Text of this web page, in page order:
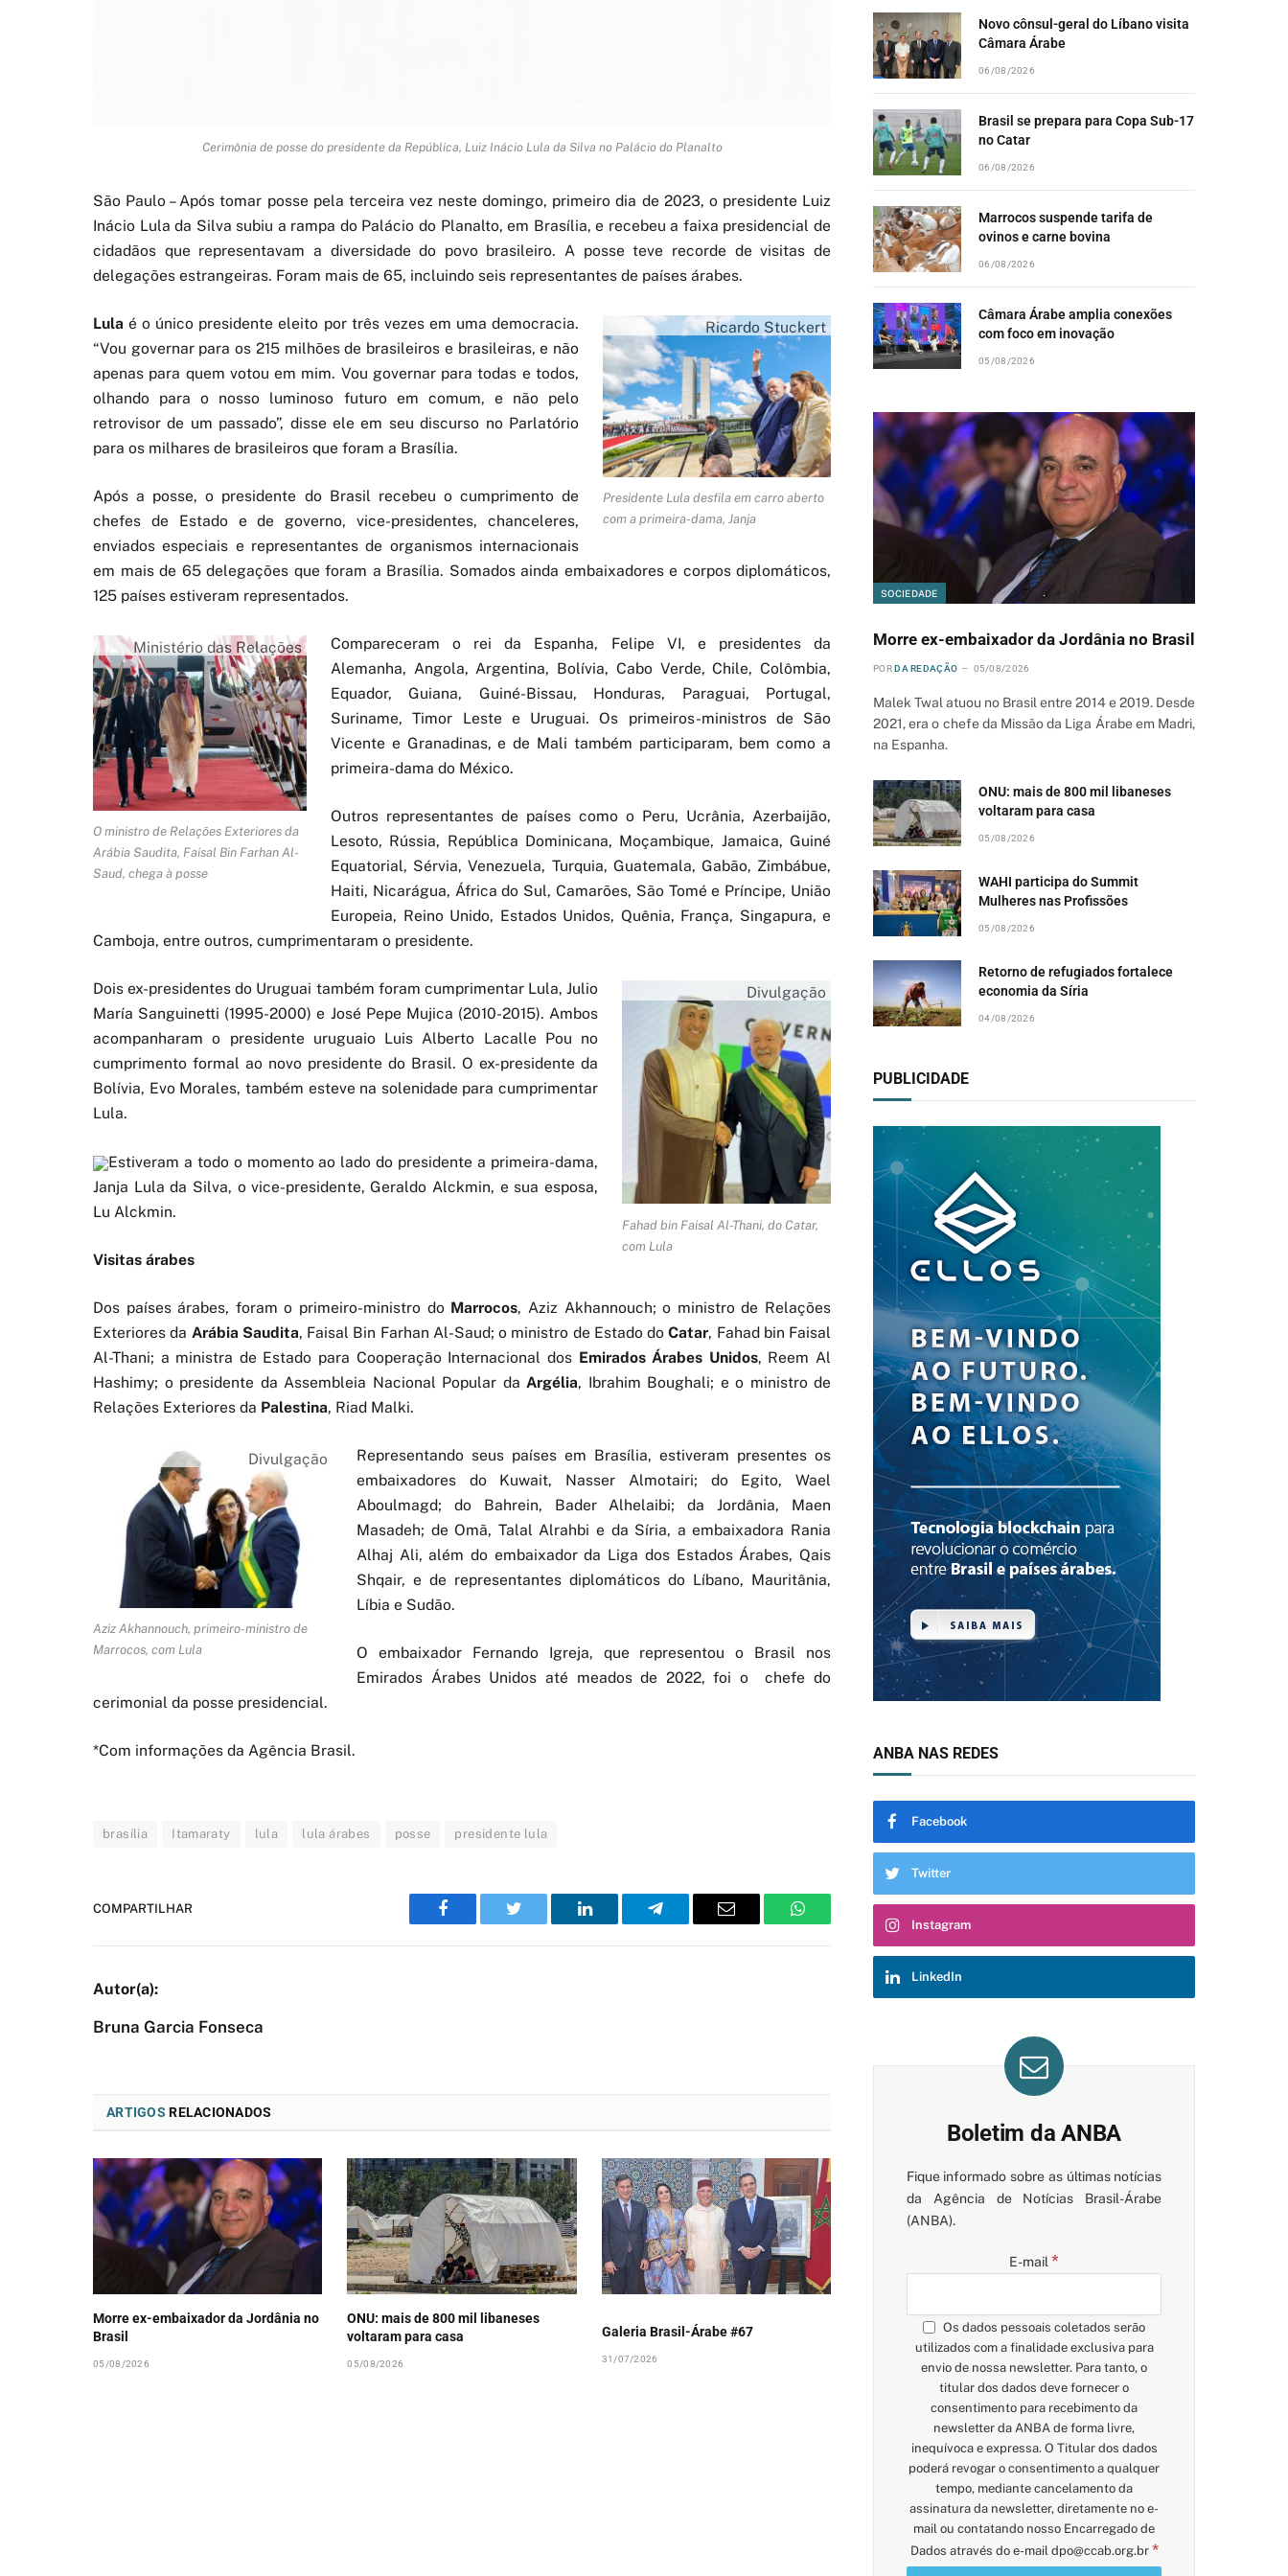
Cerimônia de posse do presidente da República, Luiz Inácio Lula da Silva no Palácio do Planalto
São Paulo – Após tomar posse pela terceira vez neste domingo, primeiro dia de 2023, o presidente Luiz
Inácio Lula da Silva subiu a rampa do Palácio do Planalto, em Brasília, e recebeu a faixa presidencial de
cidadãos que representavam a diversidade do povo brasileiro. A posse teve recorde de visitas de
delegações estrangeiras. Foram mais de 65, incluindo seis representantes de países árabes.
Ricardo Stuckert
Presidente Lula desfila em carro aberto
com a primeira-dama, Janja
Lula é o único presidente eleito por três vezes em uma democracia.
“Vou governar para os 215 milhões de brasileiros e brasileiras, e não
apenas para quem votou em mim. Vou governar para todas e todos,
olhando para o nosso luminoso futuro em comum, e não pelo
retrovisor de um passado”, disse ele em seu discurso no Parlatório
para os milhares de brasileiros que foram a Brasília.
Após a posse, o presidente do Brasil recebeu o cumprimento de
chefes de Estado e de governo, vice-presidentes, chanceleres,
enviados especiais e representantes de organismos internacionais
em mais de 65 delegações que foram a Brasília. Somados ainda embaixadores e corpos diplomáticos,
125 países estiveram representados.
Ministério das Relações
Exteriores do Brasil
O ministro de Relações Exteriores da
Arábia Saudita, Faisal Bin Farhan Al-
Saud, chega à posse
Compareceram o rei da Espanha, Felipe VI, e presidentes da
Alemanha, Angola, Argentina, Bolívia, Cabo Verde, Chile, Colômbia,
Equador, Guiana, Guiné-Bissau, Honduras, Paraguai, Portugal,
Suriname, Timor Leste e Uruguai. Os primeiros-ministros de São
Vicente e Granadinas, e de Mali também participaram, bem como a
primeira-dama do México.
Outros representantes de países como o Peru, Ucrânia, Azerbaijão,
Lesoto, Rússia, República Dominicana, Moçambique, Jamaica, Guiné
Equatorial, Sérvia, Venezuela, Turquia, Guatemala, Gabão, Zimbábue,
Haiti, Nicarágua, África do Sul, Camarões, São Tomé e Príncipe, União
Europeia, Reino Unido, Estados Unidos, Quênia, França, Singapura, e
Camboja, entre outros, cumprimentaram o presidente.
Divulgação
Fahad bin Faisal Al-Thani, do Catar,
com Lula
Dois ex-presidentes do Uruguai também foram cumprimentar Lula, Julio
María Sanguinetti (1995-2000) e José Pepe Mujica (2010-2015). Ambos
acompanharam o presidente uruguaio Luis Alberto Lacalle Pou no
cumprimento formal ao novo presidente do Brasil. O ex-presidente da
Bolívia, Evo Morales, também esteve na solenidade para cumprimentar
Lula.
Estiveram a todo o momento ao lado do presidente a primeira-dama,
Janja Lula da Silva, o vice-presidente, Geraldo Alckmin, e sua esposa,
Lu Alckmin.
Visitas árabes
Dos países árabes, foram o primeiro-ministro do Marrocos, Aziz Akhannouch; o ministro de Relações
Exteriores da Arábia Saudita, Faisal Bin Farhan Al-Saud; o ministro de Estado doCatar, Fahad bin Faisal
Al-Thani; a ministra de Estado para Cooperação Internacional dos Emirados Árabes Unidos, Reem Al
Hashimy; o presidente da Assembleia Nacional Popular da Argélia, Ibrahim Boughali; e o ministro de
Relações Exteriores da Palestina, Riad Malki.
Divulgação
Aziz Akhannouch, primeiro-ministro de
Marrocos, com Lula
Representando seus países em Brasília, estiveram presentes os
embaixadores do Kuwait, Nasser Almotairi; do Egito, Wael
Aboulmagd; do Bahrein, Bader Alhelaibi; da Jordânia, Maen
Masadeh; de Omã, Talal Alrahbi e da Síria, a embaixadora Rania
Alhaj Ali, além do embaixador da Liga dos Estados Árabes, Qais
Shqair, e de representantes diplomáticos do Líbano, Mauritânia,
Líbia e Sudão.
O embaixador Fernando Igreja, que representou o Brasil nos
Emirados Árabes Unidos até meados de 2022, foi o chefe do
cerimonial da posse presidencial.
*Com informações da Agência Brasil.
brasília Itamaraty lula lula árabes posse presidente lula
COMPARTILHAR
Facebook Twitter LinkedIn Telegram Email WhatsApp
Bruna Garcia Fonseca
ARTIGOS RELACIONADOS
Morre ex-embaixador da Jordânia no
Brasil
05/08/2026
ONU: mais de 800 mil libaneses
voltaram para casa
05/08/2026
Galeria Brasil-Árabe #67
31/07/2026
Novo cônsul-geral do Líbano visita
Câmara Árabe
06/08/2026
Brasil se prepara para Copa Sub-17
no Catar
06/08/2026
Marrocos suspende tarifa de
ovinos e carne bovina
06/08/2026
Câmara Árabe amplia conexões
com foco em inovação
05/08/2026
SOCIEDADE
Morre ex-embaixador da Jordânia no Brasil
POR DA REDAÇÃO 05/08/2026
Malek Twal atuou no Brasil entre 2014 e 2019. Desde
2021, era o chefe da Missão da Liga Árabe em Madri,
na Espanha.
ONU: mais de 800 mil libaneses
voltaram para casa
05/08/2026
WAHI participa do Summit
Mulheres nas Profissões
05/08/2026
Retorno de refugiados fortalece
economia da Síria
04/08/2026
PUBLICIDADE
ANBA NAS REDES
Facebook
Twitter
Instagram
LinkedIn
Boletim da ANBA
Fique informado sobre as últimas notícias
da Agência de Notícias Brasil-Árabe
(ANBA).
E-mail *
Os dados pessoais coletados serão
utilizados com a finalidade exclusiva para
envio de nossa newsletter. Para tanto, o
titular dos dados deve fornecer o
consentimento para recebimento da
newsletter da ANBA de forma livre,
inequívoca e expressa. O Titular dos dados
poderá revogar o consentimento a qualquer
tempo, mediante cancelamento da
assinatura da newsletter, diretamente no e-
mail ou contatando nosso Encarregado de
Dados através do e-mail dpo@ccab.org.br *